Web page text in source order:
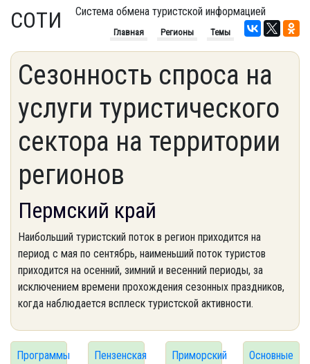
СОТИ Система обмена туристской информацией
Главная Регионы Темы
Сезонность спроса на
услуги туристического
сектора на территории
регионов
Пермский край
Наибольший туристский поток в регион приходится на
период с мая по сентябрь, наименьший поток туристов
приходится на осенний, зимний и весенний периоды, за
исключением времени прохождения сезонных праздников,
когда наблюдается всплеск туристской активности.
Программы
Пензенская
Приморский
Основные